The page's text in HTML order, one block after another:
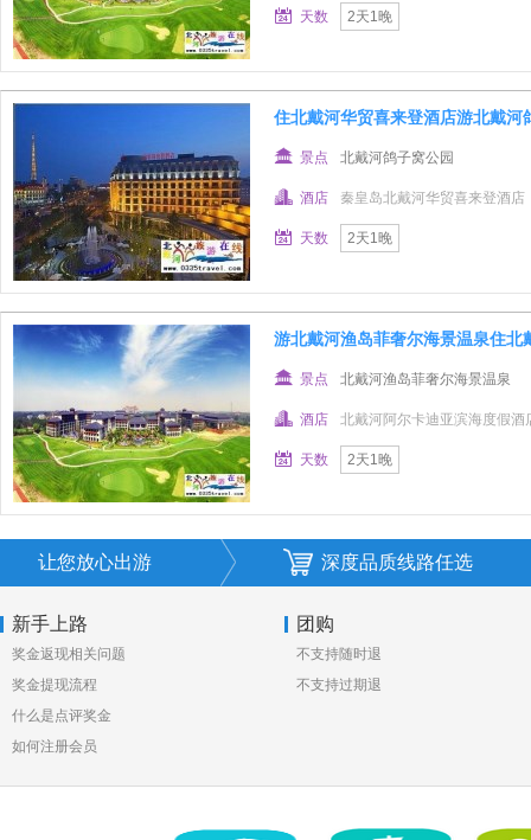
天数 2天1晚
住北戴河华贸喜来登酒店游北戴河
景点 北戴河鸽子窝公园
酒店 秦皇岛北戴河华贸喜来登酒店
天数 2天1晚
游北戴河渔岛菲奢尔海景温泉住
景点 北戴河渔岛菲奢尔海景温泉
酒店 北戴河阿尔卡迪亚滨海度假酒
天数 2天1晚
让您放心出游 深度品质线路任选
新手上路
奖金返现相关问题
奖金提现流程
什么是点评奖金
如何注册会员
团购
不支持随时退
不支持过期退